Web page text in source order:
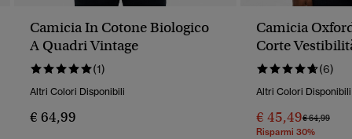
Camicia In Cotone Biologico
A Quadri Vintage
(1)
Altri Colori Disponibili
€ 64,99
Camicia
Corte
(6)
Altri Colori Disponibili
€ 45,49Prezzo
€ 64,99A
Risparmi 30%